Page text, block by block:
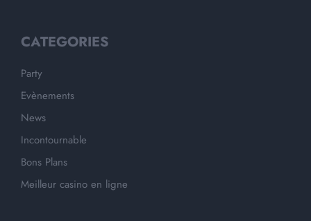
CATEGORIES
Party
Evènements
News
Incontournable
Bons Plans
Meilleur casino en ligne